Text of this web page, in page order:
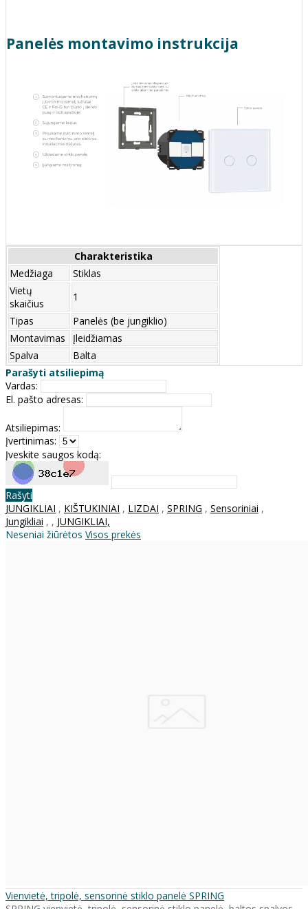
Panelės montavimo instrukcija
Charakteristika
Medžiaga
Stiklas
Vietų
skaičius
1
Tipas
Panelės (be jungiklio)
Montavimas
Įleidžiamas
Spalva
Balta
Parašyti atsiliepimą
Vardas:
El. pašto adresas:
Atsiliepimas:
Įvertinimas:
Įveskite saugos kodą:
Rašyti
JUNGIKLIAI , KIŠTUKINIAI , LIZDAI , SPRING , Sensoriniai ,
Jungikliai , , JUNGIKLIAI,
Neseniai žiūrėtos Visos prekės
Vienvietė, tripolė, sensorinė stiklo panelė SPRING